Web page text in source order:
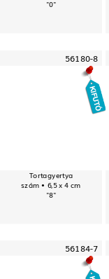
"0"
56180-8
Tortagyertya
szám • 6,5 x 4 cm
"8"
56184-7